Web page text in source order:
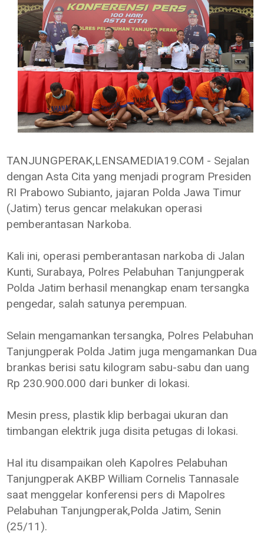
TANJUNGPERAK,LENSAMEDIA19.COM - Sejalan
dengan Asta Cita yang menjadi program Presiden
RI Prabowo Subianto, jajaran Polda Jawa Timur
(Jatim) terus gencar melakukan operasi
pemberantasan Narkoba.
Kali ini, operasi pemberantasan narkoba di Jalan
Kunti, Surabaya, Polres Pelabuhan Tanjungperak
Polda Jatim berhasil menangkap enam tersangka
pengedar, salah satunya perempuan.
Selain mengamankan tersangka, Polres Pelabuhan
Tanjungperak Polda Jatim juga mengamankan Dua
brankas berisi satu kilogram sabu-sabu dan uang
Rp 230.900.000 dari bunker di lokasi.
Mesin press, plastik klip berbagai ukuran dan
timbangan elektrik juga disita petugas di lokasi.
Hal itu disampaikan oleh Kapolres Pelabuhan
Tanjungperak AKBP William Cornelis Tannasale
saat menggelar konferensi pers di Mapolres
Pelabuhan Tanjungperak,Polda Jatim, Senin
(25/11).